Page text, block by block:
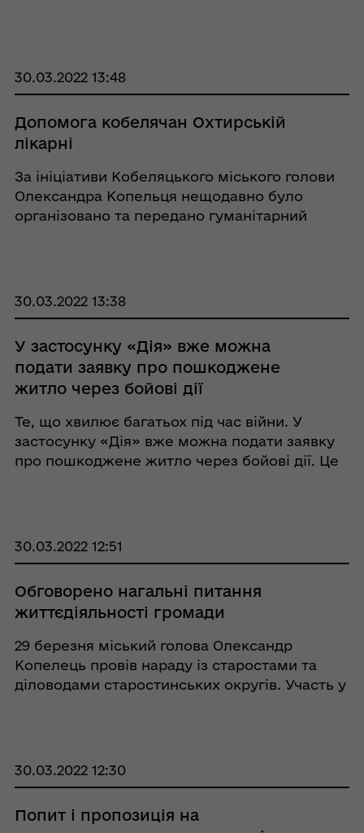
Кобеляц ...
30.03.2022 13:48
Допомога кобелячан Охтирській
лікарні
За ініціативи Кобеляцького міського голови
Олександра Копельця нещодавно було
організовано та передано гуманітарний
базі якої ор ...
30.03.2022 13:38
У застосунку «Дія» вже можна
подати заявку про пошкоджене
житло через бойові дії
Те, що хвилює багатьох під час війни. У
застосунку «Дія» вже можна подати заявку
про пошкоджене житло через бойові дії. Це
30.03.2022 12:51
​​​​​​​Обговорено нагальні питання
життєдіяльності громади
29 березня міський голова Олександр
Копелець провів нараду із старостами та
діловодами старостинських округів. Участь у
ради Олена Постоль ...
30.03.2022 12:30
Попит і пропозиція на